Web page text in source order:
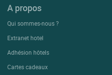
A propos
Qui sommes-nous ?
Extranet hotel
Adhésion hôtels
Cartes cadeaux